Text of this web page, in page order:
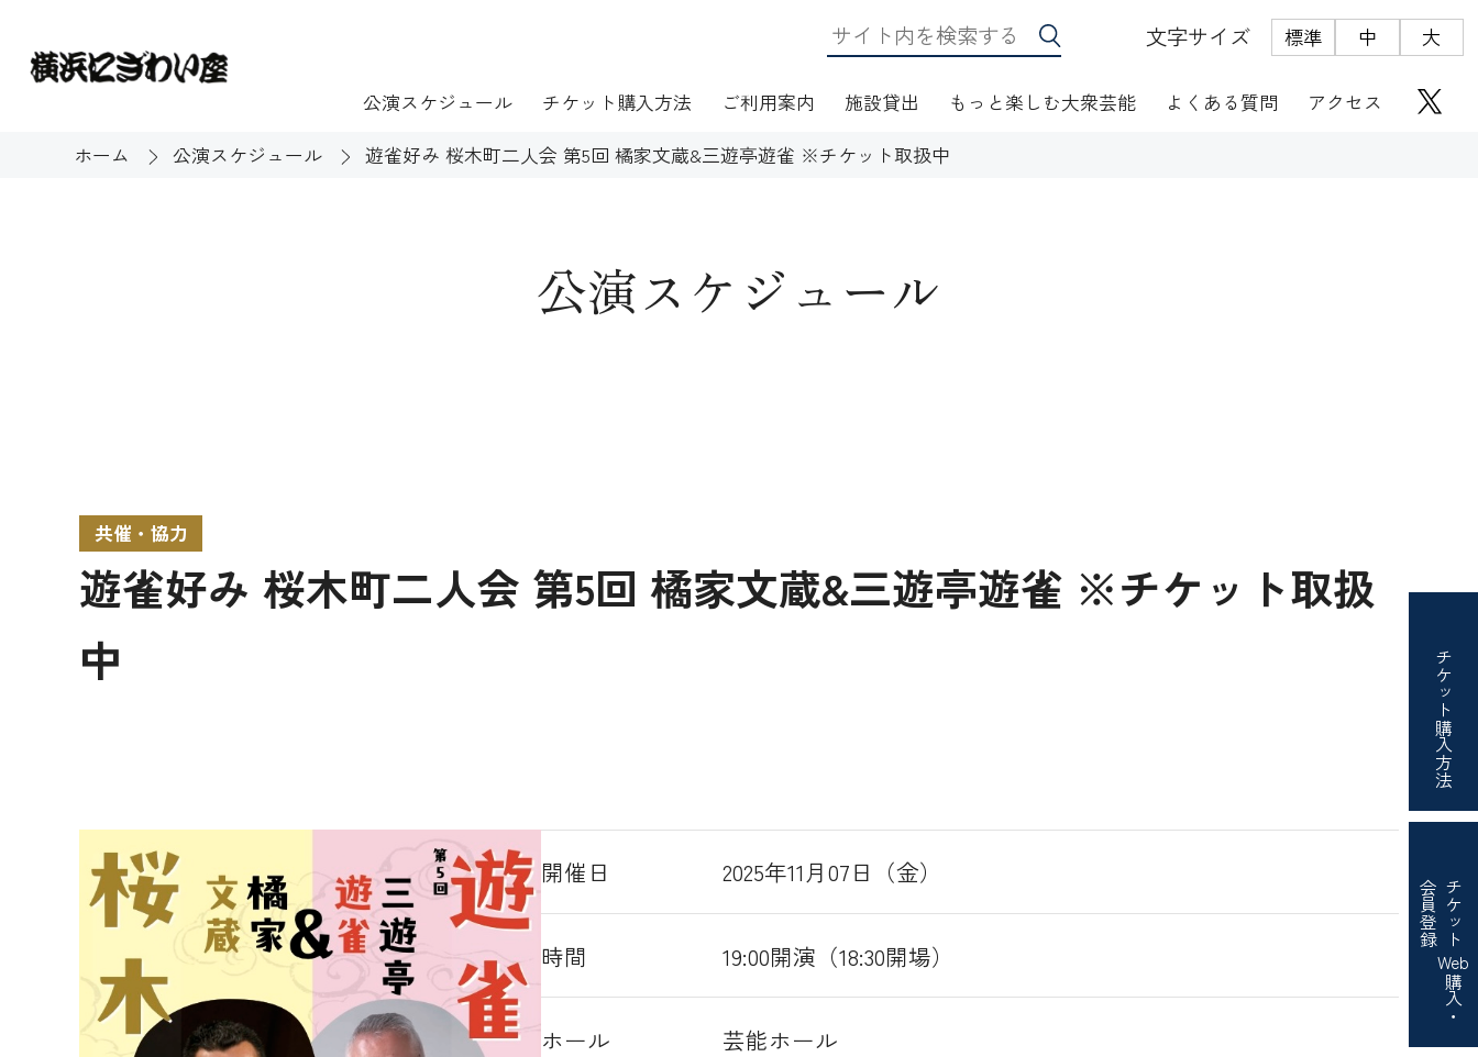
文字サイズ 標準 中 大
公演スケジュール チケット購入方法 ご利用案内
開館時間・休館日・アクセス フロアマップ
施設貸出
施設資料
もっと楽しむ大衆芸能
ワークショップ
よくある質問 アクセス
チケット
購入方法
チケット
Web
購入・
会員登録
ホーム 公演スケジュール 遊雀好み 桜木町二人会 第5回 橘家文蔵&三遊亭遊雀 ※チケット取扱中
公演スケジュール
共催・協力
遊雀好み 桜木町二人会 第5回 橘家文蔵&三遊亭遊雀 ※チケット取扱
中
開催日 2025年11月07日（金）
時間 19:00開演（18:30開場）
ホール 芸能ホール